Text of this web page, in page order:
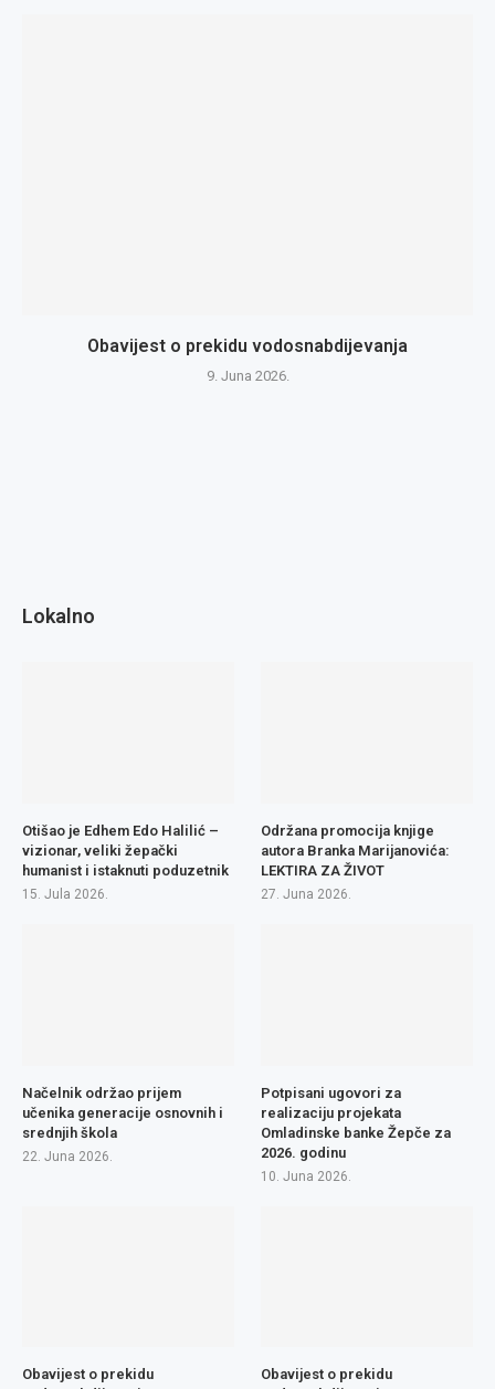
Obavijest o prekidu vodosnabdijevanja
9. Juna 2026.
Lokalno
Otišao je Edhem Edo Halilić –
vizionar, veliki žepački
humanist i istaknuti poduzetnik
15. Jula 2026.
Održana promocija knjige
autora Branka Marijanovića:
LEKTIRA ZA ŽIVOT
27. Juna 2026.
Načelnik održao prijem
učenika generacije osnovnih i
srednjih škola
22. Juna 2026.
Potpisani ugovori za
realizaciju projekata
Omladinske banke Žepče za
2026. godinu
10. Juna 2026.
Obavijest o prekidu
Obavijest o prekidu